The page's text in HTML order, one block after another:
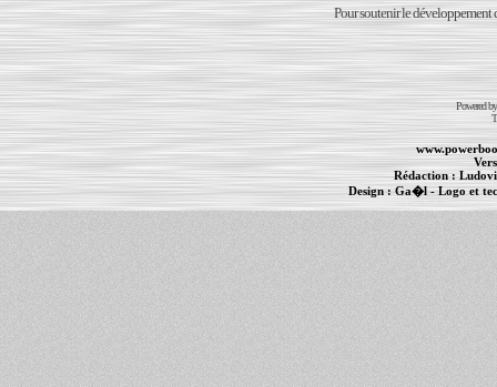
Pour soutenir le développement
Powered
Rédaction :
Design :Ga�l- Logo et
PowerBook MacBook Pro